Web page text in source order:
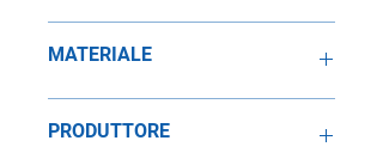
MATERIALE
PRODUTTORE